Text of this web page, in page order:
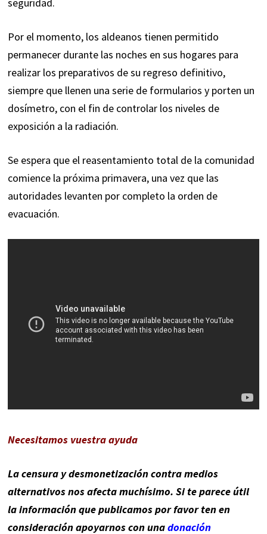
seguridad.
Por el momento, los aldeanos tienen permitido
permanecer durante las noches en sus hogares para
realizar los preparativos de su regreso definitivo,
siempre que llenen una serie de formularios y porten un
dosímetro, con el fin de controlar los niveles de
exposición a la radiación.
Se espera que el reasentamiento total de la comunidad
comience la próxima primavera, una vez que las
autoridades levanten por completo la orden de
evacuación.
Necesitamos vuestra ayuda
La censura y desmonetización contra medios
alternativos nos afecta muchísimo. Si te parece útil
la información que publicamos por favor ten en
consideración apoyarnos con unadonación